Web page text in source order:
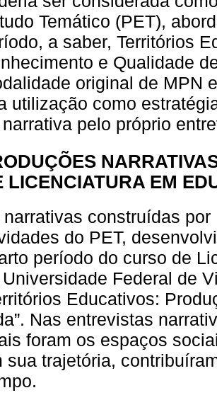
Temático (PET),
a saber, Territórios
e Qualidade
original de MPN
utilização como
pelo próprio
LICENCIATURA EM
narrativas construídas por
do PET,
período do curso de
Federal de
Educativos:
Nas entrevistas
foram os espaços
sua trajetória,